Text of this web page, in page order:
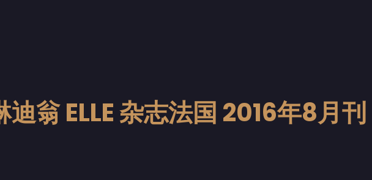
迪翁 ELLE 杂志法国 2016年8月刊